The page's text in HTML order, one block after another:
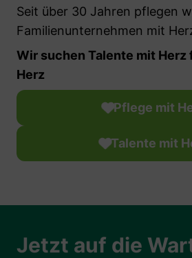
Seit über 30 Jahren pflegen
Familienunternehmen mit
Wir suchen Talente mit Herz
Herz
Pflege mit
Talente mit
Jetzt auf die